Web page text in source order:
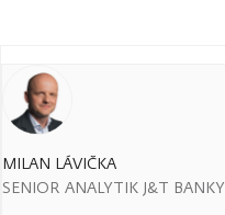
MILAN LÁVIČKA
SENIOR ANALYTIK J&T BANKY